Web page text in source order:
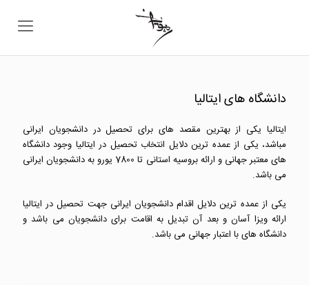
دانشگاه های ایتالیا
ایتالیا یکی از بهترین مقصد های برای تحصیل در دانشجویان ایرانی
مباشد، یکی از عمده ترین دلایل انتخاب تحصیل در ایتالیا وجود دانشگاه
های معتبر جهانی و ارائه بروسیه استانی تا 7800 یورو به دانشجویان ایرانی
می باشد.
یکی از عمده ترین دلایل اقدام دانشجویان ایرانی جهت تحصیل در ایتالیا
ارائه ویزا آسان و بعد آن تبدیل به اقامت برای دانشجویان می باشد و
دانشگاه های با اعتبار جهانی می باشد.